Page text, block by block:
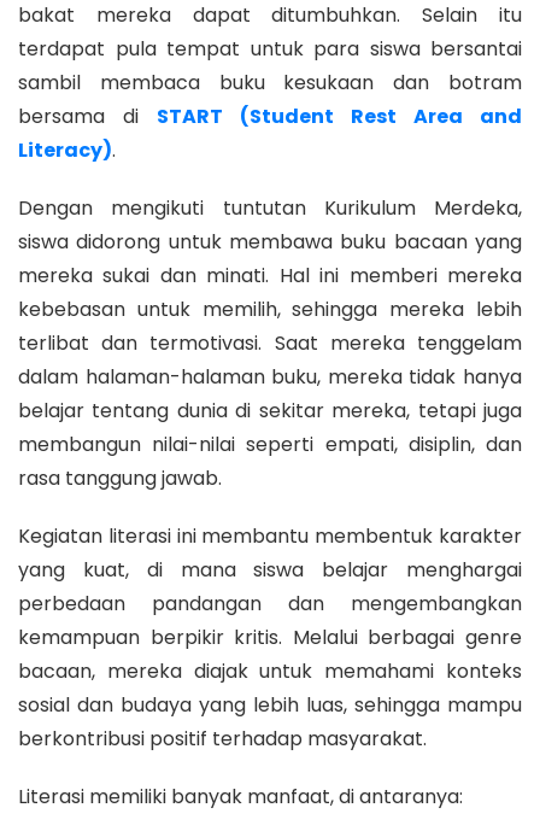
bakat mereka dapat ditumbuhkan. Selain itu
terdapat pula tempat untuk para siswa bersantai
sambil membaca buku kesukaan dan botram
bersama di START (Student Rest Area and
Literacy).
Dengan mengikuti tuntutan Kurikulum Merdeka,
siswa didorong untuk membawa buku bacaan yang
mereka sukai dan minati. Hal ini memberi mereka
kebebasan untuk memilih, sehingga mereka lebih
terlibat dan termotivasi. Saat mereka tenggelam
dalam halaman-halaman buku, mereka tidak hanya
belajar tentang dunia di sekitar mereka, tetapi juga
membangun nilai-nilai seperti empati, disiplin, dan
rasa tanggung jawab.
Kegiatan literasi ini membantu membentuk karakter
yang kuat, di mana siswa belajar menghargai
perbedaan pandangan dan mengembangkan
kemampuan berpikir kritis. Melalui berbagai genre
bacaan, mereka diajak untuk memahami konteks
sosial dan budaya yang lebih luas, sehingga mampu
berkontribusi positif terhadap masyarakat.
Literasi memiliki banyak manfaat, di antaranya: